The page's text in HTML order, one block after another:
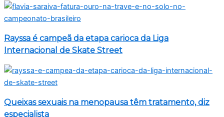
Rayssa é campeã da etapa carioca da Liga
Internacional de Skate Street
Queixas sexuais na menopausa têm tratamento, diz
especialista